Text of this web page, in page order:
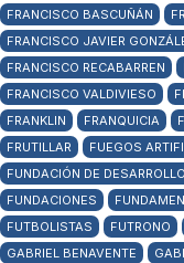
FRANCISCO BASCUÑÁN
FRANCISCO JAVIER
FRANCISCO RECABARREN
FRANCISCO VALDIVIESO
FRANKLIN
FRANQUICIA
FRUTILLAR
FUEGOS
FUNDACIÓN DE
FUNDACIONES
FUTBOLISTAS
FUTRONO
GABRIEL BENAVENTE